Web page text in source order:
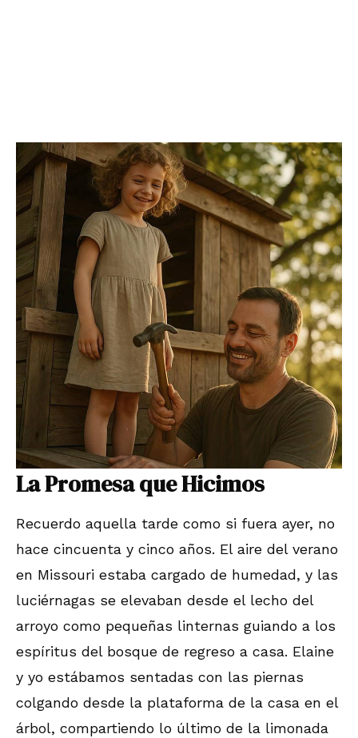
La Promesa que Hicimos
Recuerdo aquella tarde como si fuera ayer, no
hace cincuenta y cinco años. El aire del verano
en Missouri estaba cargado de humedad, y las
luciérnagas se elevaban desde el lecho del
arroyo como pequeñas linternas guiando a los
espíritus del bosque de regreso a casa. Elaine
y yo estábamos sentadas con las piernas
colgando desde la plataforma de la casa en el
árbol, compartiendo lo último de la limonada